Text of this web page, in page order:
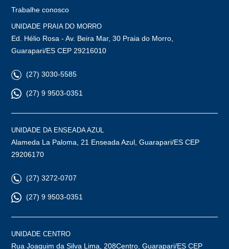
Trabalhe conosco
UNIDADE PRAIA DO MORRO
Ed. Hélio Rosa - Av. Beira Mar, 30 Praia do Morro,
Guarapari/ES CEP 29216010
(27) 3030-5585
(27) 9 9503-0351
UNIDADE DA ENSEADA AZUL
Alameda La Paloma, 21 Enseada Azul, Guarapari/ES CEP
29206170
(27) 3272-0707
(27) 9 9503-0351
UNIDADE CENTRO
Rua Joaquim da Silva Lima, 208Centro, Guarapari/ES CEP